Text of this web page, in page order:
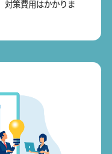
対策費用はかかりま